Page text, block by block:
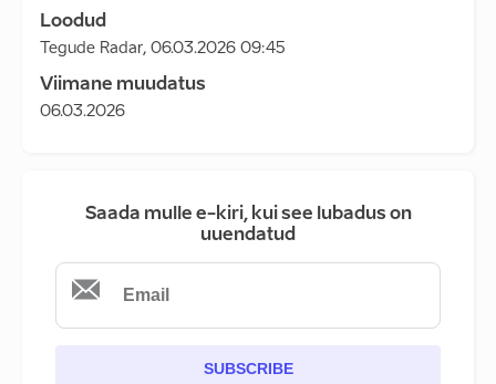
Loodud
Tegude Radar, 06.03.2026 09:45
Viimane muudatus
06.03.2026
Saada mulle e-kiri, kui see lubadus on
uuendatud
SUBSCRIBE